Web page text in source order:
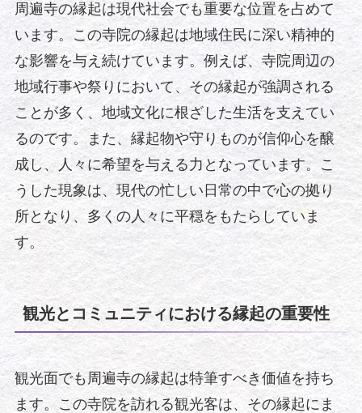
周遍寺の縁起は現代社会でも重要な位置を占めて
います。この寺院の縁起は地域住民に深い精神的
な影響を与え続けています。例えば、寺院周辺の
地域行事や祭りにおいて、その縁起が強調される
ことが多く、地域文化に根ざした生活を支えてい
るのです。また、縁起物や守りものが信仰心を醸
成し、人々に希望を与える力となっています。こ
うした現象は、現代の忙しい日常の中で心の拠り
所となり、多くの人々に平穏をもたらしていま
す。
観光とコミュニティにおける縁起の重要性
観光面でも周遍寺の縁起は特筆すべき価値を持ち
ます。この寺院を訪れる観光客は、その縁起にま